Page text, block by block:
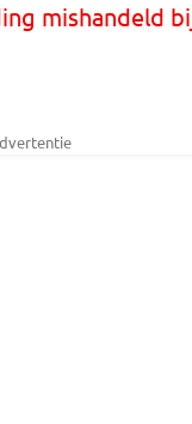
mishandeld